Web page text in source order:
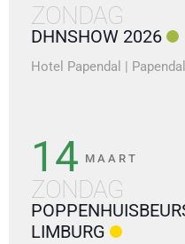
ZONDAG
DHNSHOW 2026
Hotel Papendal |
14 MAART
ZONDAG
LIMBURG